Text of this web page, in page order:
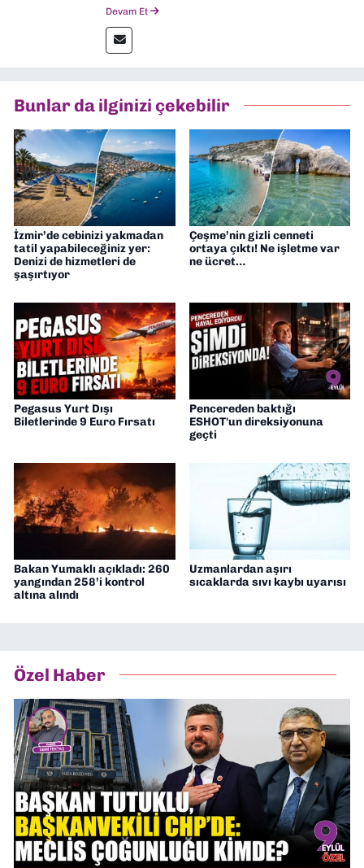
editörlük görevini de üstleniyorum.
Devam Et
Bunlar da ilginizi çekebilir
İzmir’de cebinizi yakmadan
tatil yapabileceğiniz yer:
Denizi de hizmetleri de
şaşırtıyor
Çeşme’nin gizli cenneti
ortaya çıktı! Ne işletme var
ne ücret…
Pegasus Yurt Dışı
Biletlerinde 9 Euro Fırsatı
Pencereden baktığı
ESHOT'un direksiyonuna
geçti
Bakan Yumaklı açıkladı: 260
yangından 258’i kontrol
altına alındı
Uzmanlardan aşırı
sıcaklarda sıvı kaybı uyarısı
Özel Haber